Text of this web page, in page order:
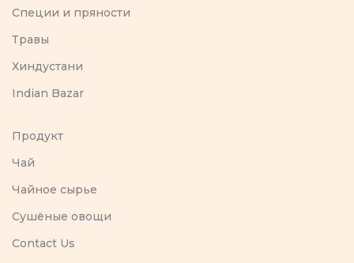
Специи и пряности
Травы
Хиндустани
Indian Bazar
Продукт
Чай
Чайное сырье
Сушёные овощи
Contact Us